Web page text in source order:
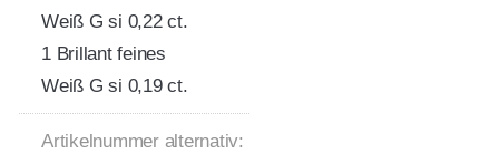
Weiß G si 0,22 ct.
1 Brillant feines
Weiß G si 0,19 ct.
Artikelnummer alternativ: